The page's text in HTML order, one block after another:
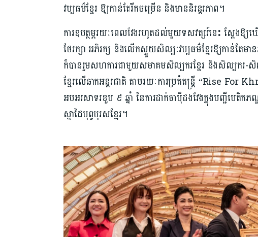
វប្បធម៌ខ្មែរ​ ឱ្យកាន់តែរីកចម្រើន និងមាននិរន្តរភាព។
ការឧបត្ថម្ភរយៈពេលវែងរហូតដល់មួយទសវត្សរ៍នេះ ស្តែងឱ្យឃ
ថែរក្សា អភិរក្ស និងលើកស្ទួយសិល្បៈវប្បធម៌ខ្មែរឱ្យកាន់តែ
ក៏បានរួមសហការជាមួយសមាគមសិល្បករខ្មែរ និងសិល្បករ-សិល្
ខ្មែរលើឆាកអន្តរជាតិ តាមរយៈការប្រគំតន្ត្រី “Rise For
អបអរសាទរខួប ៩ ឆ្នាំ នៃការដាក់ចាប៉ីដងវែងក្នុងបញ្ជីបេ
ស្នាដៃបុព្វបុរសខ្មែរ។